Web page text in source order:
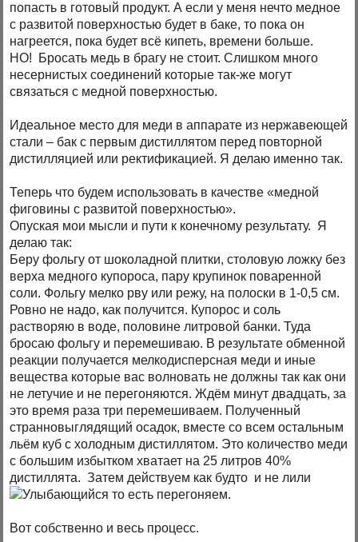
попасть в готовый продукт. А если у меня нечто медное
с развитой поверхностью будет в баке, то пока он
нагреется, пока будет всё кипеть, времени больше.
НО! Бросать медь в брагу не стоит. Слишком много
несернистых соединений которые так-же могут
связаться с медной поверхностью.
Идеальное место для меди в аппарате из нержавеющей
стали – бак с первым дистиллятом перед повторной
дистилляцией или ректификацией. Я делаю именно так.
Теперь что будем использовать в качестве «медной
фиговины с развитой поверхностью».
Опуская мои мысли и пути к конечному результату. Я
делаю так:
Беру фольгу от шоколадной плитки, столовую ложку без
верха медного купороса, пару крупинок поваренной
соли. Фольгу мелко рву или режу, на полоски в 1-0,5 см.
Ровно не надо, как получится. Купорос и соль
растворяю в воде, половине литровой банки. Туда
бросаю фольгу и перемешиваю. В результате обменной
реакции получается мелкодисперсная меди и иные
вещества которые вас волновать не должны так как они
не летучие и не перегоняются. Ждём минут двадцать, за
это время раза три перемешиваем. Полученный
странновыглядящий осадок, вместе со всем остальным
льём куб с холодным дистиллятом. Это количество меди
с большим избытком хватает на 25 литров 40%
дистиллята. Затем действуем как будто и не лили
то есть перегоняем.
Вот собственно и весь процесс.